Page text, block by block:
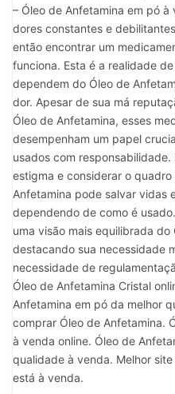
– Óleo de Anfetamina em pó
dores constantes e
então encontrar um
funciona. Esta é a realidade
dependem do Óleo de
dor. Apesar de sua má
Óleo de Anfetamina, esses
desempenham um papel
usados ​​com responsabilidade.
estigma e considerar o
Anfetamina pode salvar vidas
dependendo de como é
uma visão mais equilibrada do
destacando sua necessidade
necessidade de
Óleo de Anfetamina Cristal
Anfetamina em pó da melhor
comprar Óleo de Anfetamina.
à venda online. Óleo de
qualidade à venda. Melhor
está à venda.